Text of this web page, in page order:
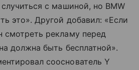
с машиной, но BMW
это». Другой добавил: «Если
смотреть рекламу перед
должна быть бесплатной».
сооснователь Y